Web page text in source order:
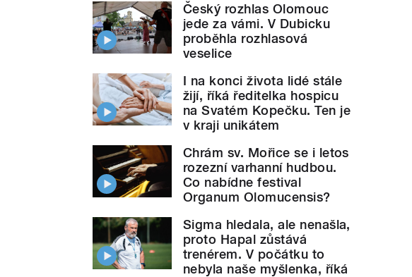
Český rozhlas Olomouc
jede za vámi. V Dubicku
proběhla rozhlasová
veselice
I na konci života lidé stále
žijí, říká ředitelka hospicu
na Svatém Kopečku. Ten je
v kraji unikátem
Chrám sv. Mořice se i letos
rozezní varhanní hudbou.
Co nabídne festival
Organum Olomucensis?
Sigma hledala, ale nenašla,
proto Hapal zůstává
trenérem. V počátku to
nebyla naše myšlenka, říká